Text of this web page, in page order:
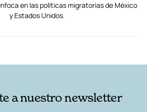
en las políticas migratorias de México
y Estados Unidos.
a nuestro newsletter